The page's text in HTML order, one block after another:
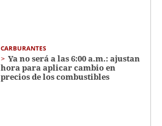
CARBURANTES
Ya no será a las 6:00 a.m.: ajustan
hora para aplicar cambio en
precios de los combustibles